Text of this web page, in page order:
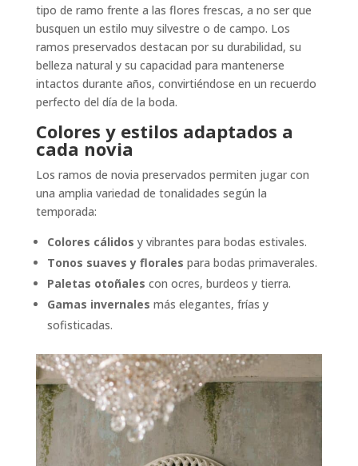
tipo de ramo frente a las flores frescas, a no ser que
busquen un estilo muy silvestre o de campo. Los
ramos preservados destacan por su durabilidad, su
belleza natural y su capacidad para mantenerse
intactos durante años, convirtiéndose en un recuerdo
perfecto del día de la boda.
Colores y estilos adaptados a
cada novia
Los ramos de novia preservados permiten jugar con
una amplia variedad de tonalidades según la
temporada:
Colores cálidos y vibrantes para bodas estivales.
Tonos suaves y florales para bodas primaverales.
Paletas otoñales con ocres, burdeos y tierra.
Gamas invernales más elegantes, frías y
sofisticadas.